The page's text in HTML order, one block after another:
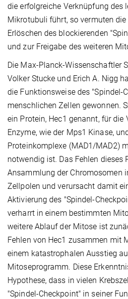
die erfolgreiche Verknüpfung des
Mikrotubuli führt, so vermuten
Erlöschen des blockierenden
und zur Freigabe des weiteren
Die Max-Planck-Wissenschaftler
Volker Stucke und Erich A. Nigg
die Funktionsweise des "Spindel-
menschlichen Zellen gewonnen.
ein Protein, Hec1 genannt, für
Enzyme, wie der Mps1 Kinase,
Proteinkomplexe (MAD1/MAD2)
notwendig ist. Das Fehlen dieses
Ansammlung der Chromosomen
Zellpolen und verursacht damit
Aktivierung des "Spindel-
verharrt in einem bestimmten
weitere Ablauf der Mitose ist
Fehlen von Hec1 zusammen mit
einem katastrophalen Ausstieg
Mitoseprogramm. Diese
Hypothese, dass in vielen
"Spindel-Checkpoint" in seiner